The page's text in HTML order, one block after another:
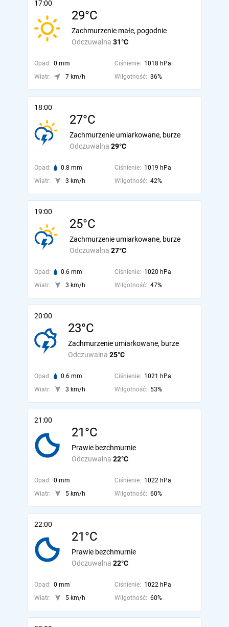
17:00
29°C
Odczuwalna 31°C
Zachmurzenie małe, pogodnie
Opad: 0 mm Ciśnienie: 1018 hPa
Wiatr:
7 km/h Wilgotność: 36%
18:00
27°C
Odczuwalna 29°C
Zachmurzenie umiarkowane, burze
Opad: 0.8 mm Ciśnienie: 1019 hPa
Wiatr:
3 km/h Wilgotność: 42%
19:00
25°C
Odczuwalna 27°C
Zachmurzenie umiarkowane, burze
Opad: 0.6 mm Ciśnienie: 1020 hPa
Wiatr:
3 km/h Wilgotność: 47%
20:00
23°C
Odczuwalna 25°C
Zachmurzenie umiarkowane, burze
Opad: 0.6 mm Ciśnienie: 1021 hPa
Wiatr:
3 km/h Wilgotność: 53%
21:00
21°C
Odczuwalna 22°C
Prawie bezchmurnie
Opad: 0 mm Ciśnienie: 1022 hPa
Wiatr:
5 km/h Wilgotność: 60%
22:00
21°C
Odczuwalna 22°C
Prawie bezchmurnie
Opad: 0 mm Ciśnienie: 1022 hPa
Wiatr:
5 km/h Wilgotność: 60%